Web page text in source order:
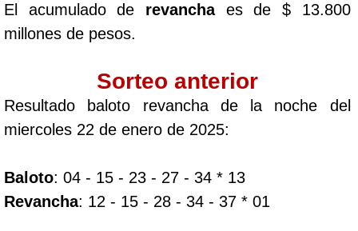
El acumulado de revanchaes de $ 13.800
millones de pesos.
Sorteo anterior
Resultado baloto revancha de la noche del
miercoles 22 de enero de 2025:
Baloto: 04 - 15 - 23 - 27 - 34 * 13
Revancha: 12 - 15 - 28 - 34 - 37 * 01